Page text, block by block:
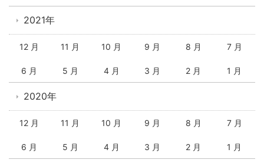
2021年
12 月 11 月 10 月 9 月 8 月 7 月
6 月 5 月 4 月 3 月 2 月 1 月
2020年
12 月 11 月 10 月 9 月 8 月 7 月
6 月 5 月 4 月 3 月 2 月 1 月